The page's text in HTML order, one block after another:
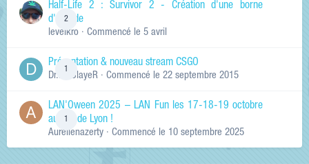
2
Half-Life 2 : Survivor 2 - Création d'une borne
d'arcade
levelkro · Commencé le 5 avril
Présentation & nouveau stream CSGO
Dr.KinSlayeR · Commencé le 22 septembre 2015
LAN'Oween 2025 – LAN Fun les 17-18-19 octobre
au sud de Lyon !
Aurelienazerty · Commencé le 10 septembre 2025